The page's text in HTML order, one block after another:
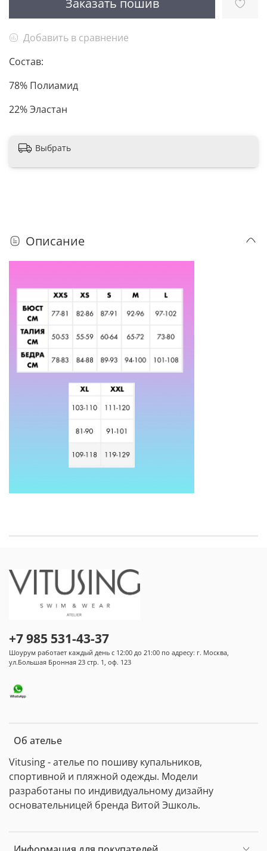
Добавить в сравнение
Состав:
78% Полиамид
22% Эластан
Выбрать
Описание
Об ателье
Vitusing - ателье по пошиву купальников,
спортивной и пляжной одежды. Модели
разработаны по индивидуальному дизайну
основательницей бренда Витой Эшколь.
+7 985 531-43-37
Шоурум работает каждый день с 12:00 до 21:00 по адресу: г. Москва,
ул.Большая Бронная 23 стр. 1, оф. 123